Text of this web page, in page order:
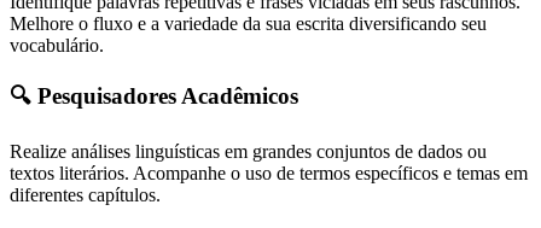
Melhore o fluxo e a variedade da sua escrita diversificando seu
vocabulário.
🔍 Pesquisadores Acadêmicos
Realize análises linguísticas em grandes conjuntos de dados ou
textos literários. Acompanhe o uso de termos específicos e temas em
diferentes capítulos.